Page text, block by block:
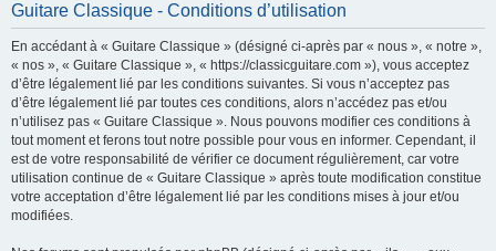
Guitare Classique - Conditions d’utilisation
En accédant à « Guitare Classique » (désigné ci-après par « nous », « notre »,
« nos », « Guitare Classique », « https://classicguitare.com »), vous acceptez
d’être légalement lié par les conditions suivantes. Si vous n’acceptez pas
d’être légalement lié par toutes ces conditions, alors n’accédez pas et/ou
n’utilisez pas « Guitare Classique ». Nous pouvons modifier ces conditions à
tout moment et ferons tout notre possible pour vous en informer. Cependant, il
est de votre responsabilité de vérifier ce document régulièrement, car votre
utilisation continue de « Guitare Classique » après toute modification constitue
votre acceptation d’être légalement lié par les conditions mises à jour et/ou
modifiées.